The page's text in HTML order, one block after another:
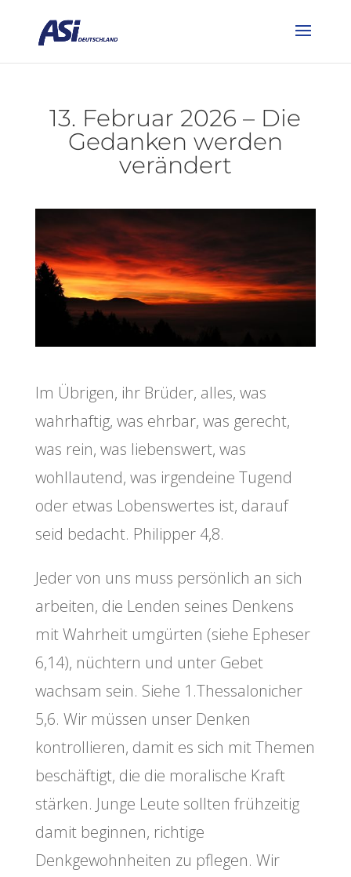
13. Februar 2026 – Die
Gedanken werden
verändert
Im Übrigen, ihr Brüder, alles, was
wahrhaftig, was ehrbar, was gerecht,
was rein, was liebenswert, was
wohllautend, was irgendeine Tugend
oder etwas Lobenswertes ist, darauf
seid bedacht. Philipper 4,8.
Jeder von uns muss persönlich an sich
arbeiten, die Lenden seines Denkens
mit Wahrheit umgürten (siehe Epheser
6,14), nüchtern und unter Gebet
wachsam sein. Siehe 1.Thessalonicher
5,6. Wir müssen unser Denken
kontrollieren, damit es sich mit Themen
beschäftigt, die die moralische Kraft
stärken. Junge Leute sollten frühzeitig
damit beginnen, richtige
Denkgewohnheiten zu pflegen. Wir